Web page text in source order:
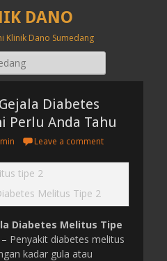
DANO
Klinik Dano Sumedang
Diabetes
Perlu Anda Tahu
Leave a comment
Melitus Tipe 2
Diabetes Melitus Tipe
– Penyakit diabetes melitus
kadar gula atau